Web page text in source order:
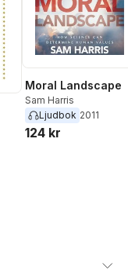
Moral Landscape
Sam Harris
Ljudbok 2011
124 kr